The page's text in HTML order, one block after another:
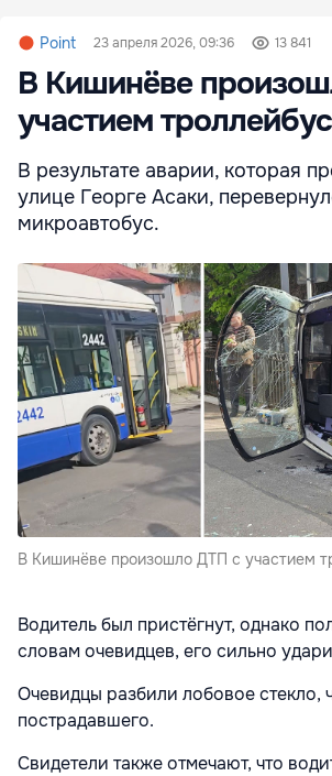
Point 23 апреля 2026, 09:36 13 841
В Кишинёве
участием
В результате аварии, которая
улице Георге Асаки,
микроавтобус.
В Кишинёве произошло ДТП с участием
Водитель был пристёгнут, однако
словам очевидцев, его сильно
Очевидцы разбили лобовое стекло,
пострадавшего.
Свидетели также отмечают, что